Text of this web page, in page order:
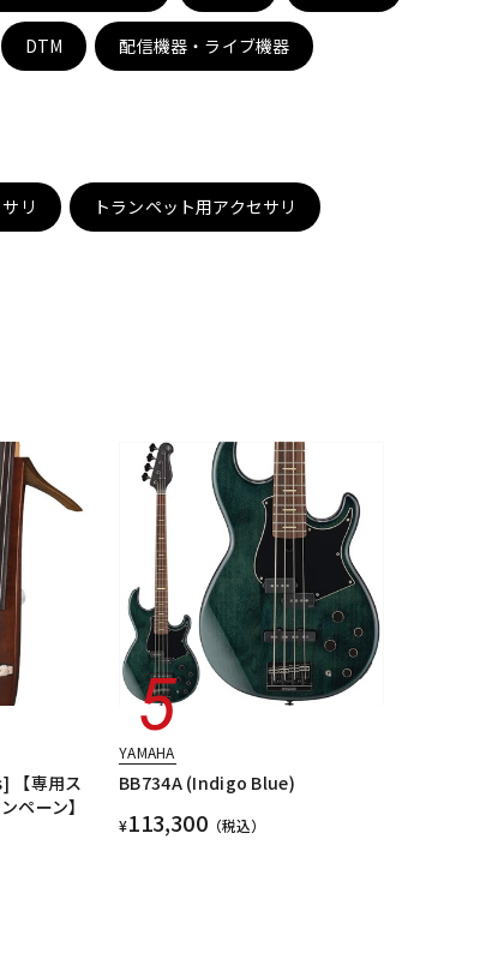
配信/ライブ
機器
楽器アクセサ
リ
DTM 配信機器・ライブ機器
リ トランペット用アクセサリ
【専用ス
ペーン】
YAMAHA
BB734A (Indigo Blue)
¥113,300（税込）